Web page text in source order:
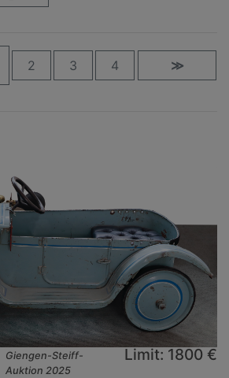
2 3 4 ≫
Giengen-Steiff-
Auktion 2025
Limit: 1800 €